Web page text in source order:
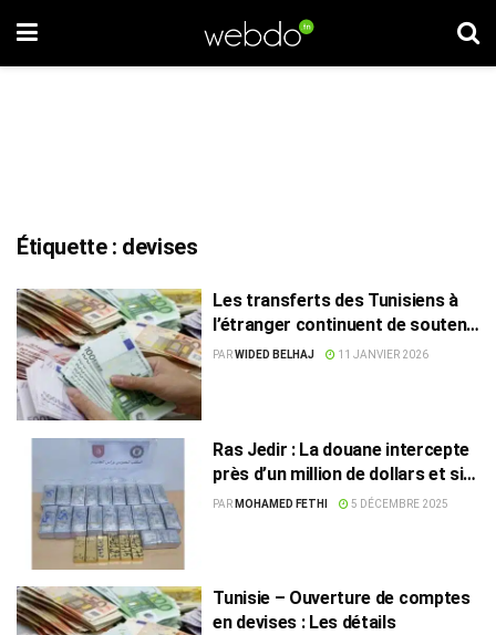
Étiquette : devises
Les transferts des Tunisiens à
l’étranger continuent de soutenir
l’économie nationale
PARWIDED BELHAJ 11 JANVIER 2026
Ras Jedir : La douane intercepte
près d’un million de dollars et six
lingots d’or
PAR MOHAMED FETHI 5 DÉCEMBRE 2025
Tunisie – Ouverture de comptes
en devises : Les détails